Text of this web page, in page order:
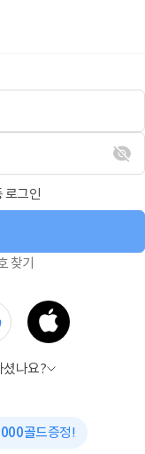
로그인
찾기
셨나요?
골드증정!